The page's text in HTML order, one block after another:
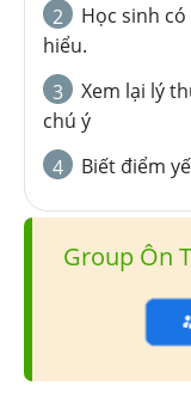
2
Học sinh
hiểu.
3
Xem lại lý
chú ý
4
Biết điểm
Group Ôn